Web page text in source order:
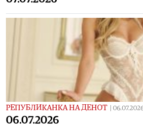
РЕПУБЛИКАНКА НА ДЕНОТ
06.07.2026